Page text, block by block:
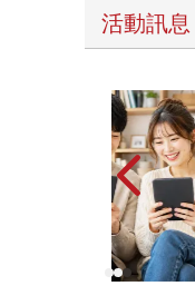
活動訊息
時報經